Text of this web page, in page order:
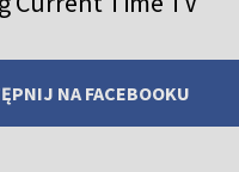
NA FACEBOOKU